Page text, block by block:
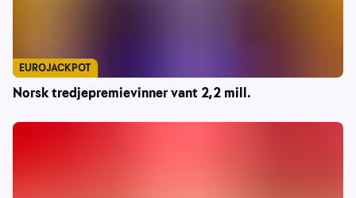
Norsk tredjepremievinner vant 2,2 mill.
EUROJACKPOT